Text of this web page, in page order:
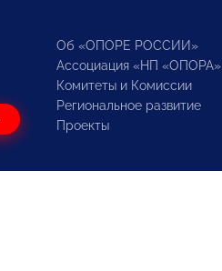
Об «ОПОРЕ РОССИИ»
Ассоциация «НП «ОПОРА»
Комитеты и Комиссии
Региональное развитие
Проекты